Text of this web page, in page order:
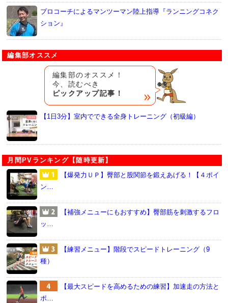
プロコーチによるマンツーマン陸上指導『ランニングコネク
ション』
編集部オススメ
編集部のオススメ！
今、読むべき
ピックアップ記事！
【1日3分】室内でできる全身トレーニング（初級編）
月間PVランキング【随時更新】
【爆発力ＵＰ】臀部と股関節を鍛えあげる！【４ポイ
ン…
【補強メニューにもおすすめ】臀部筋を刺激するフロ
ッ…
【練習メニュー】階段でスピードトレーニング（9
種）
【最大スピードを高めるための練習】加速走の方法と
ポ…